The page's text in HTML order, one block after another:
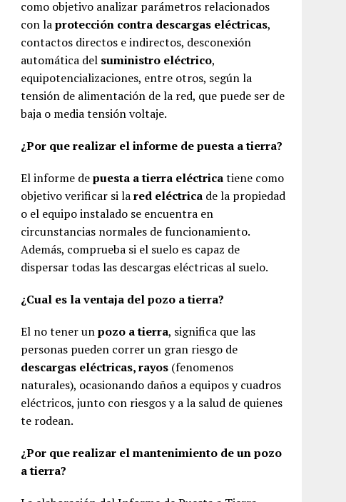
como objetivo analizar parámetros relacionados
con laprotección contra descargas eléctricas,
contactos directos e indirectos, desconexión
automática del suministro eléctrico,
equipotencializaciones, entre otros, según la
tensión de alimentación de la red, que puede ser de
baja o media tensión voltaje.
¿Por que realizar el informe de puesta a tierra?
El informe depuesta a tierra eléctricatiene como
objetivo verificar si lared eléctrica de la propiedad
o el equipo instalado se encuentra en
circunstancias normales de funcionamiento.
Además, comprueba si el suelo es capaz de
dispersar todas las descargas eléctricas al suelo.
¿Cual es la ventaja del pozo a tierra?
El no tener unpozo a tierra, significa que las
personas pueden correr un gran riesgo de
descargas eléctricas, rayos (fenomenos
naturales), ocasionando daños a equipos y cuadros
eléctricos, junto con riesgos y a la salud de quienes
te rodean.
¿Por que realizar el mantenimiento de un pozo
a tierra?